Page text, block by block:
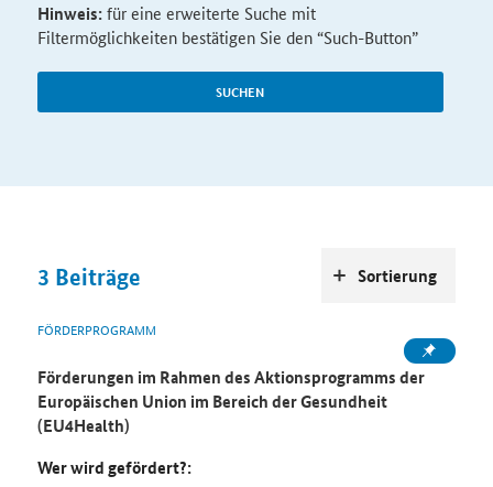
SUCHEN
Hinweis:für eine erweiterte Suche mit
Filtermöglichkeiten bestätigen Sie den “Such-Button”
3 Beiträge
FÖRDERPROGRAMM
Förderungen im Rahmen des Aktionsprogramms der
Europäischen Union im Bereich der Gesundheit
(EU4Health)
Wer wird gefördert?:
Sortierung